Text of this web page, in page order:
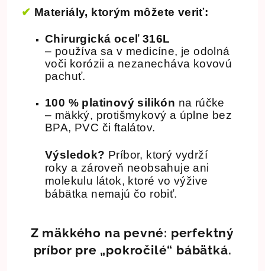
✔ Materiály, ktorým môžete veriť:
Chirurgická oceľ 316L
– používa sa v medicíne, je odolná
voči korózii a nezanecháva kovovú
pachuť.
100 % platinový silikón na rúčke
– mäkký, protišmykový a úplne bez
BPA, PVC či ftalátov.
Výsledok? Príbor, ktorý vydrží
roky a zároveň neobsahuje ani
molekulu látok, ktoré vo výžive
bábätka nemajú čo robiť.
Z mäkkého na pevné: perfektný
príbor pre „pokročilé“ bábätká.